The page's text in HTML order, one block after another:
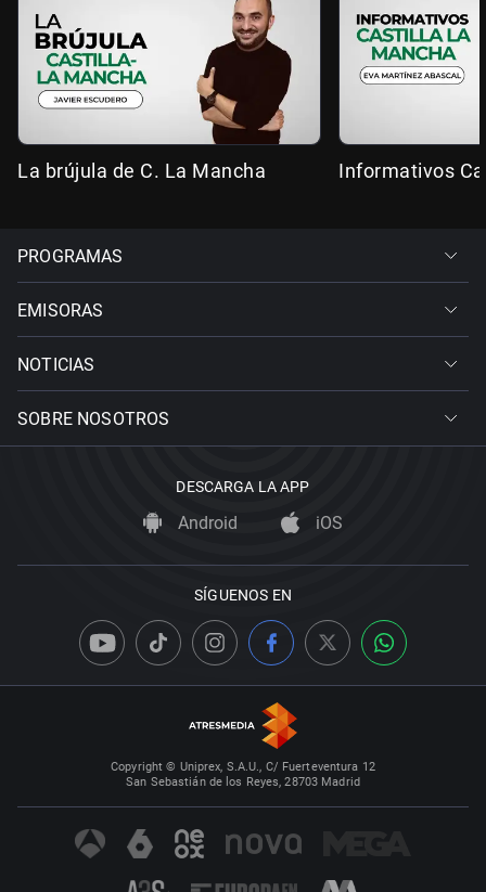
La brújula de C. La Mancha Informativos
PROGRAMAS
EMISORAS
NOTICIAS
SOBRE NOSOTROS
DESCARGA LA APP
Android iOS
SÍGUENOS EN
Copyright © Uniprex, S.A.U., C/ Fuerteventura 12
San Sebastián de los Reyes, 28703 Madrid